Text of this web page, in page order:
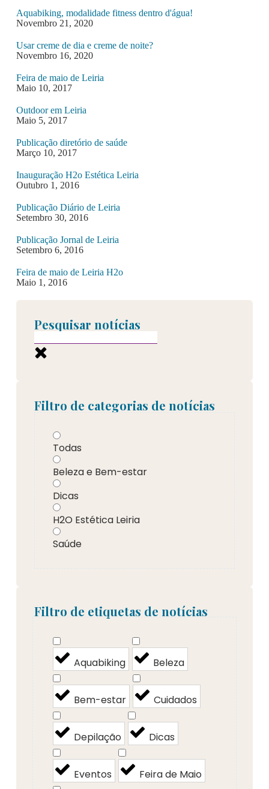
Pesquisar notícias
Filtro de categorias de notícias
Todas
Beleza e Bem-estar
Dicas
H2O Estética Leiria
Saúde
Filtro de etiquetas de notícias
Aquabiking Beleza
Bem-estar Cuidados
Depilação Dicas
Eventos Feira de Maio
Aquabiking, modalidade fitness dentro d'água!
Novembro 21, 2020
Usar creme de dia e creme de noite?
Novembro 16, 2020
Feira de maio de Leiria
Maio 10, 2017
Outdoor em Leiria
Maio 5, 2017
Publicação diretório de saúde
Março 10, 2017
Inauguração H2o Estética Leiria
Outubro 1, 2016
Publicação Diário de Leiria
Setembro 30, 2016
Publicação Jornal de Leiria
Setembro 6, 2016
Feira de maio de Leiria H2o
Maio 1, 2016